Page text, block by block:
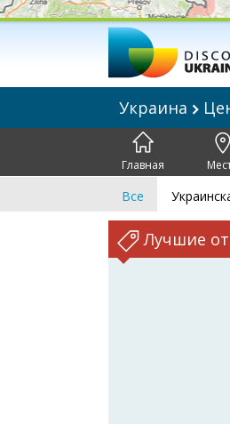
Украина
Главная
Все
Лучшие